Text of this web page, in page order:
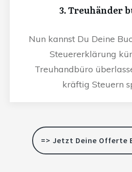
3. Treuhänder
Nun kannst Du Deine
Steuererklärung
Treuhandbüro
kräftig Steuern
=> Jetzt Deine Offerte